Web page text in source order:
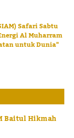
Safari Sabtu
Al Muharram
untuk Dunia"
Baitul Hikmah